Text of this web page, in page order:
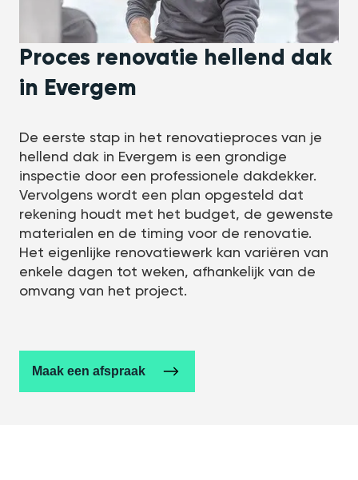
Proces renovatie hellend dak
in Evergem
De eerste stap in het renovatieproces van je
hellend dak in Evergem is een grondige
inspectie door een professionele dakdekker.
Vervolgens wordt een plan opgesteld dat
rekening houdt met het budget, de gewenste
materialen en de timing voor de renovatie.
Het eigenlijke renovatiewerk kan variëren van
enkele dagen tot weken, afhankelijk van de
omvang van het project.
Maak een afspraak